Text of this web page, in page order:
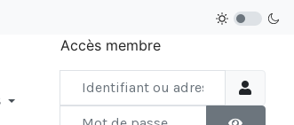
Accès membre
Identifiant ou adresse courriel
Mot de passe